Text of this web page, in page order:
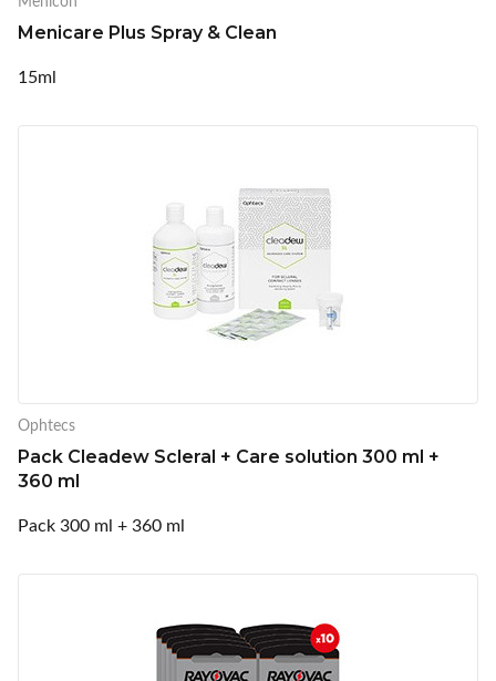
Menicare Plus Spray & Clean
15ml
Ophtecs
Pack Cleadew Scleral + Care solution 300 ml +
360 ml
Pack 300 ml + 360 ml